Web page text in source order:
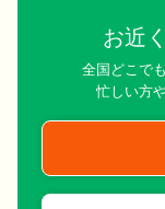
お近
全国どこで
忙しい方